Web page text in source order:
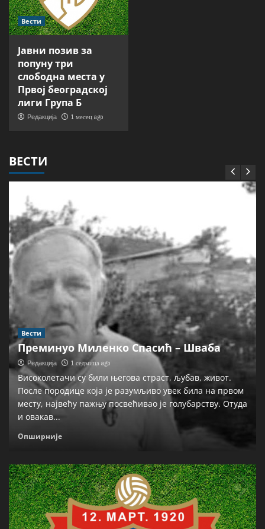
Вести
Јавни позив за
попуну три
слободна места у
Првој београдској
лиги Група Б
Редакција 1 месец ago
ВЕСТИ
Вести
Преминуо Миленко Спасић – Шваба
Редакција 1 седмица ago
Високолетачи су били његова страст, љубав, живот.
После породице која је разумљиво увек била на првом
месту, највећу пажњу посвећивао је голубарству. Отуда
и овакав...
Опширније